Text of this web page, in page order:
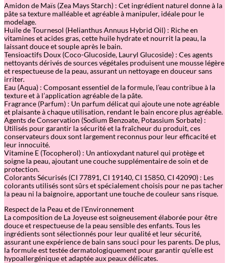
Amidon de Maïs (Zea Mays Starch) : Cet ingrédient naturel donne à la
pâte sa texture malléable et agréable à manipuler, idéale pour le
modelage.
Huile de Tournesol (Helianthus Annuus Hybrid Oil) : Riche en
vitamines et acides gras, cette huile hydrate et nourrit la peau, la
laissant douce et souple après le bain.
Tensioactifs Doux (Coco-Glucoside, Lauryl Glucoside) : Ces agents
nettoyants dérivés de sources végétales produisent une mousse légère
et respectueuse de la peau, assurant un nettoyage en douceur sans
irriter.
Eau (Aqua) : Composant essentiel de la formule, l’eau contribue à la
texture et à l’application agréable de la pâte.
Fragrance (Parfum) : Un parfum délicat qui ajoute une note agréable
et plaisante à chaque utilisation, rendant le bain encore plus agréable.
Agents de Conservation (Sodium Benzoate, Potassium Sorbate) :
Utilisés pour garantir la sécurité et la fraîcheur du produit, ces
conservateurs doux sont largement reconnus pour leur efficacité et
leur innocuité.
Vitamine E (Tocopherol) : Un antioxydant naturel qui protège et
soigne la peau, ajoutant une couche supplémentaire de soin et de
protection.
Colorants Sécurisés (CI 77891, CI 19140, CI 15850, CI 42090) : Les
colorants utilisés sont sûrs et spécialement choisis pour ne pas tacher
la peau ni la baignoire, apportant une touche de couleur sans risque.
Respect de la Peau et de l’Environnement
La composition de La Joyeuse est soigneusement élaborée pour être
douce et respectueuse de la peau sensible des enfants. Tous les
ingrédients sont sélectionnés pour leur qualité et leur sécurité,
assurant une expérience de bain sans souci pour les parents. De plus,
la formule est testée dermatologiquement pour garantir qu’elle est
hypoallergénique et adaptée aux peaux délicates.